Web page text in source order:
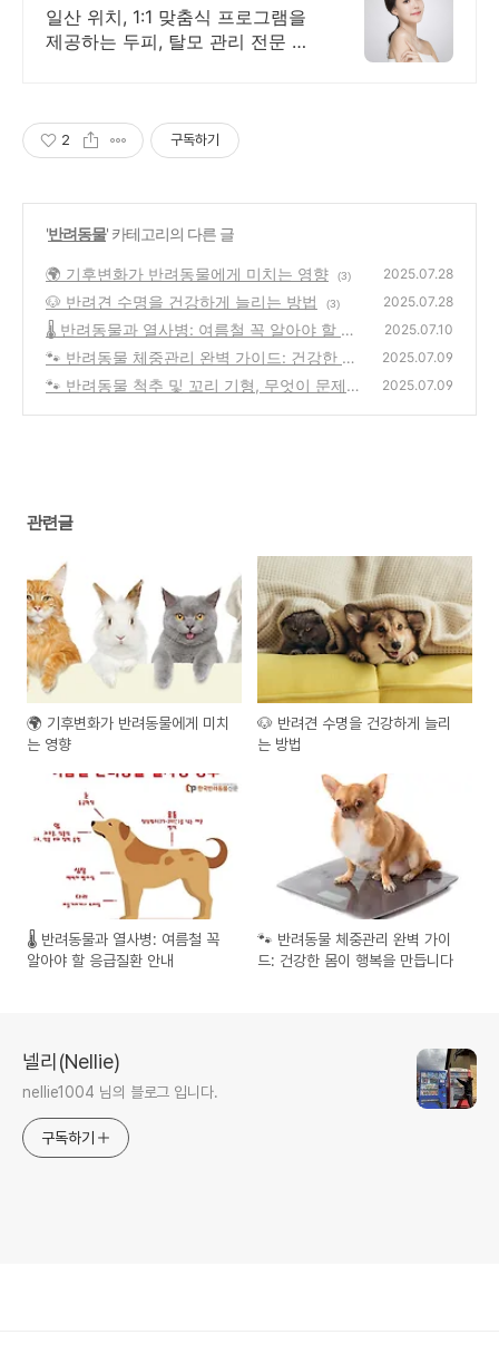
족100% 최우수업체!
일산 위치, 1:1 맞춤식 프로그램을
제공하는 두피, 탈모 관리 전문 브
2 구독하기
'반려동물' 카테고리의 다른 글
🌍 기후변화가 반려동물에게 미치는 영향 (3) 2025.07.28
🐶 반려견 수명을 건강하게 늘리는 방법 (3) 2025.07.28
🌡 반려동물과 열사병: 여름철 꼭 알아야 할 응
급질환 안내
(4)
2025.07.10
🐾 반려동물 체중관리 완벽 가이드: 건강한 몸
이 행복을 만듭니다
(3)
2025.07.09
🐾 반려동물 척추 및 꼬리 기형, 무엇이 문제일
2025.07.09
관련글
🌍 기후변화가 반려동물에게 미치
는 영향
🐶 반려견 수명을 건강하게 늘리
는 방법
🌡 반려동물과 열사병: 여름철 꼭
알아야 할 응급질환 안내
🐾 반려동물 체중관리 완벽 가이
드: 건강한 몸이 행복을 만듭니다
넬리(Nellie)
nellie1004 님의 블로그 입니다.
구독하기